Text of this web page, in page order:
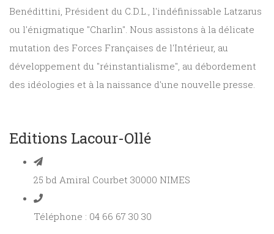
Benédittini, Président du C.D.L., l'indéfinissable Latzarus
ou l'énigmatique "Charlin". Nous assistons à la délicate
mutation des Forces Françaises de l'Intérieur, au
développement du "réinstantialisme", au débordement
des idéologies et à la naissance d'une nouvelle presse.
Editions Lacour-Ollé
25 bd Amiral Courbet 30000 NIMES
Téléphone : 04 66 67 30 30